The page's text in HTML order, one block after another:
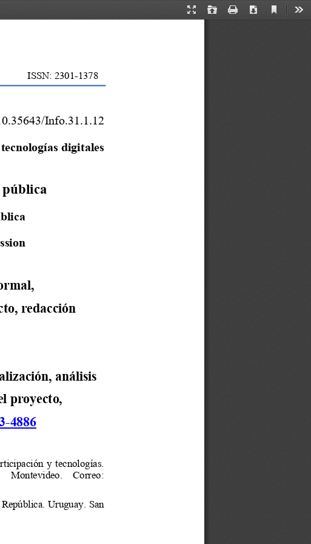
Presentation
Open Print Download
Current
ISSN: 2301-1378
Info.31.1.12
digitales
redacción
análisis
proyecto,
-4886
y  tecnologías.
Montevideo.    Correo:
Uruguay. San